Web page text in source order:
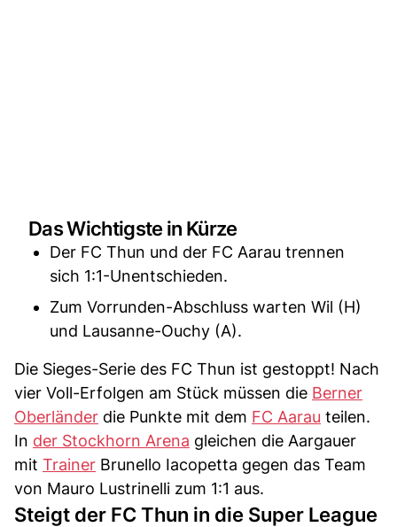
Das Wichtigste in Kürze
Der FC Thun und der FC Aarau trennen
sich 1:1-Unentschieden.
Zum Vorrunden-Abschluss warten Wil (H)
und Lausanne-Ouchy (A).
Die Sieges-Serie des FC Thun ist gestoppt! Nach
vier Voll-Erfolgen am Stück müssen die Berner
Oberländer die Punkte mit dem FC Aarau teilen.
In der Stockhorn Arena gleichen die Aargauer
mit Trainer Brunello Iacopetta gegen das Team
von Mauro Lustrinelli zum 1:1 aus.
Steigt der FC Thun in die Super League